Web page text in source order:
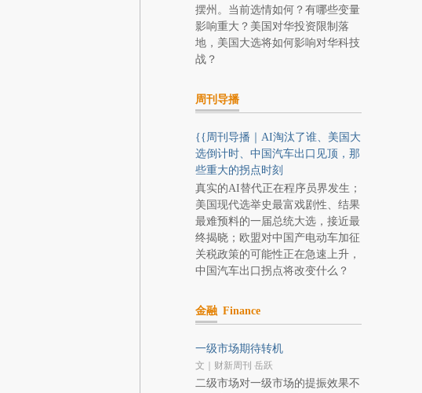
摆州。当前选情如何？有哪些变量
影响重大？美国对华投资限制落
地，美国大选将如何影响对华科技
战？
周刊导播
{{周刊导播｜AI淘汰了谁、美国大
选倒计时、中国汽车出口见顶，那
些重大的拐点时刻
真实的AI替代正在程序员界发生；
美国现代选举史最富戏剧性、结果
最难预料的一届总统大选，接近最
终揭晓；欧盟对中国产电动车加征
关税政策的可能性正在急速上升，
中国汽车出口拐点将改变什么？
金融 Finance
一级市场期待转机
文｜财新周刊 岳跃
二级市场对一级市场的提振效果不